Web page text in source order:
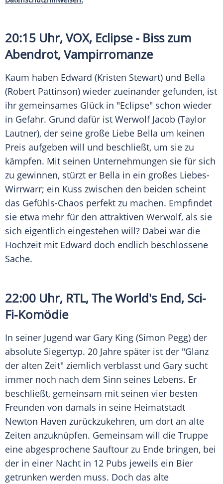
20:15 Uhr,VOX, Eclipse - Biss zum
Abendrot, Vampirromanze
Kaum haben Edward (Kristen Stewart) und Bella
(Robert Pattinson) wieder zueinander gefunden, ist
ihr gemeinsames Glück in "Eclipse" schon wieder
in Gefahr. Grund dafür ist Werwolf Jacob (Taylor
Lautner), der seine große Liebe Bella um keinen
Preis aufgeben will und beschließt, um sie zu
kämpfen. Mit seinen Unternehmungen sie für sich
zu gewinnen, stürzt er Bella in ein großes Liebes-
Wirrwarr; ein Kuss zwischen den beiden scheint
das Gefühls-Chaos perfekt zu machen. Empfindet
sie etwa mehr für den attraktiven Werwolf, als sie
sich eigentlich eingestehen will? Dabei war die
Hochzeit mit Edward doch endlich beschlossene
Sache.
22:00 Uhr, RTL, The World's End, Sci-
Fi-Komödie
In seiner Jugend war Gary King (Simon Pegg) der
absolute Siegertyp. 20 Jahre später ist der "Glanz
der alten Zeit" ziemlich verblasst und Gary sucht
immer noch nach dem Sinn seines Lebens. Er
beschließt, gemeinsam mit seinen vier besten
Freunden von damals in seine Heimatstadt
Newton Haven zurückzukehren, um dort an alte
Zeiten anzuknüpfen. Gemeinsam will die Truppe
eine abgesprochene Sauftour zu Ende bringen, bei
der in einer Nacht in 12 Pubs jeweils ein Bier
getrunken werden muss. Doch das alte